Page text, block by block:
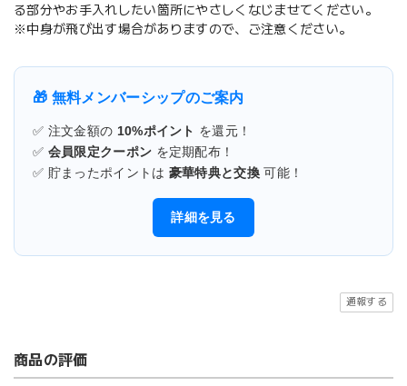
る部分やお手入れしたい箇所にやさしくなじませてください。
※中身が飛び出す場合がありますので、ご注意ください。
🎁 無料メンバーシップのご案内
✅ 注文金額の 10%ポイント を還元！
✅ 会員限定クーポン を定期配布！
✅ 貯まったポイントは 豪華特典と交換 可能！
詳細を見る
通報する
商品の評価